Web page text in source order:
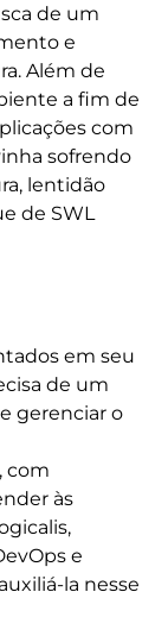
de um
e
Além de
a fim de
com
sofrendo
lentidão
de SWL
em seu
de um
gerenciar o
com
às
e
la nesse